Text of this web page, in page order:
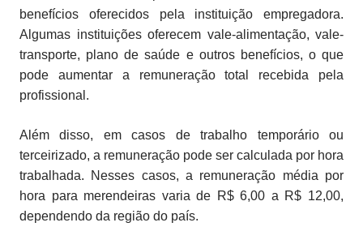
benefícios oferecidos pela instituição empregadora.
Algumas instituições oferecem vale-alimentação, vale-
transporte, plano de saúde e outros benefícios, o que
pode aumentar a remuneração total recebida pela
profissional.
Além disso, em casos de trabalho temporário ou
terceirizado, a remuneração pode ser calculada por hora
trabalhada. Nesses casos, a remuneração média por
hora para merendeiras varia de R$ 6,00 a R$ 12,00,
dependendo da região do país.